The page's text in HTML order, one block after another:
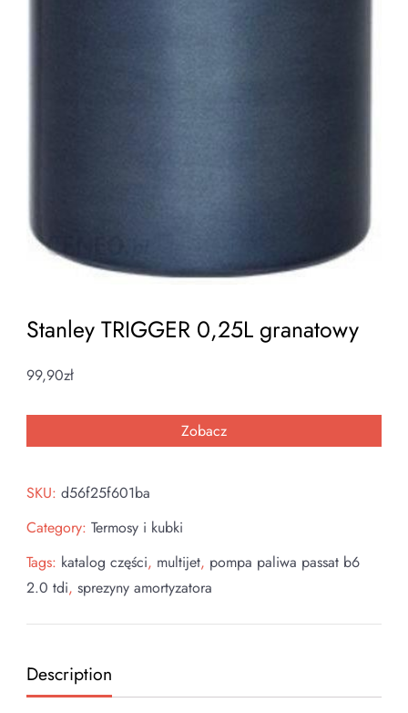
Stanley TRIGGER 0,25L granatowy
99,90zł
Zobacz
SKU: d56f25f601ba
Category: Termosy i kubki
Tags: katalog części, multijet, pompa paliwa passat b6
2.0 tdi, sprezyny amortyzatora
Description